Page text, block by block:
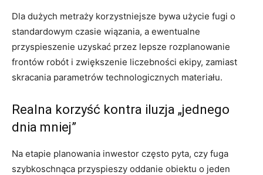
Dla dużych metraży korzystniejsze bywa użycie fugi o
standardowym czasie wiązania, a ewentualne
przyspieszenie uzyskać przez lepsze rozplanowanie
frontów robót i zwiększenie liczebności ekipy, zamiast
skracania parametrów technologicznych materiału.
Realna korzyść kontra iluzja „jednego
dnia mniej”
Na etapie planowania inwestor często pyta, czy fuga
szybkoschnąca przyspieszy oddanie obiektu o jeden